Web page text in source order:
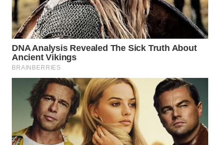
WN
KUNINGAN
WN
MAJALENGKA
WN
SUBANG
WN
SUKABUMI